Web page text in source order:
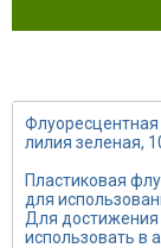
лилия зеленая,
Пластиковая
для
Для достижения
использовать в